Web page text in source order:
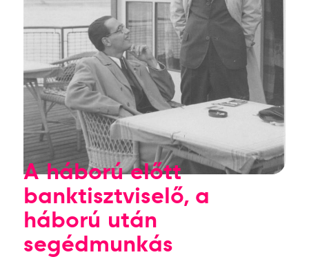
A háború előtt
banktisztviselő, a
háború után
segédmunkás